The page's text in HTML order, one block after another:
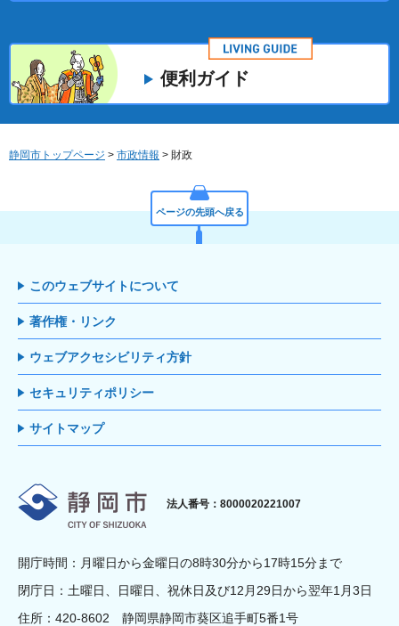
便利ガイド
静岡市トップページ > 市政情報 > 財政
ページの先頭へ戻る
このウェブサイトについて
著作権・リンク
ウェブアクセシビリティ方針
セキュリティポリシー
サイトマップ
静岡市
法人番号：8000020221007
開庁時間：月曜日から金曜日の8時30分から17時15分まで
閉庁日：土曜日、日曜日、祝休日及び12月29日から翌年1月3日
住所：420-8602 静岡県静岡市葵区追手町5番1号